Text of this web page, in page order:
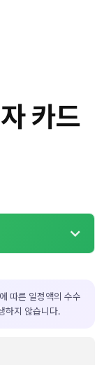
카드
따른 일정액의 수수
하지 않습니다.